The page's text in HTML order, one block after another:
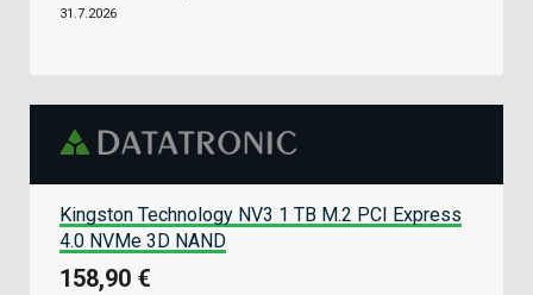
31.7.2026
Kingston Technology NV3 1 TB M.2 PCI Express
4.0 NVMe 3D NAND
158,90 €